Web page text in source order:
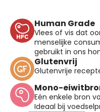
Human Grade
Vlees of vis dat
menselijke
gebruikt in ons
Glutenvrij
Glutenvrije
Mono-
Eén enkele bron
Ideaal bij